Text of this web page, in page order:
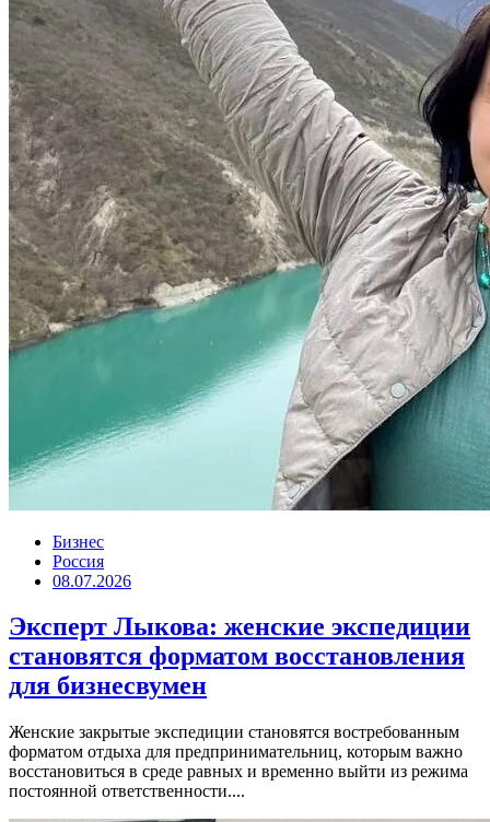
Бизнес
Россия
08.07.2026
Эксперт Лыкова: женские экспедиции
становятся форматом восстановления
для бизнесвумен
Женские закрытые экспедиции становятся востребованным
форматом отдыха для предпринимательниц, которым важно
восстановиться в среде равных и временно выйти из режима
постоянной ответственности....